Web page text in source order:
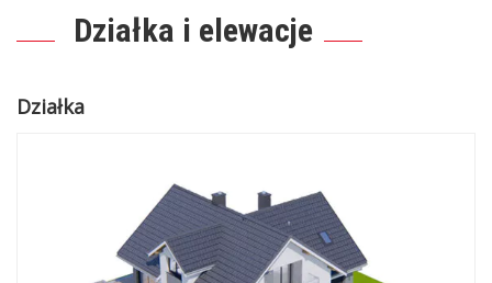
Działka i elewacje
Działka